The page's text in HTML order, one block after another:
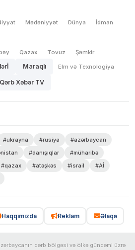
Mədəniyyət Dünya İdman
Qazax Tovuz Şəmkir
Maraqlı Elm və Texnologiya
Qərb Xəbər TV
#ukrayna #rusiya
#azərbaycan
#danışıqlar
#müharibə
#qazax #atəşkəs #israil
#Aİ
Haqqımızda Reklam Əlaqə
qərb bölgəsi və ölkə gündəmi üzrə